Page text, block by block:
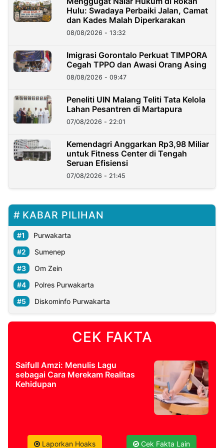
Hulu: Swadaya Perbaiki Jalan, Camat
dan Kades Malah Diperkarakan
08/08/2026 - 13:32
Imigrasi Gorontalo Perkuat TIMPORA
Cegah TPPO dan Awasi Orang Asing
08/08/2026 - 09:47
Peneliti UIN Malang Teliti Tata Kelola
Lahan Pesantren di Martapura
07/08/2026 - 22:01
Kemendagri Anggarkan Rp3,98 Miliar
untuk Fitness Center di Tengah
Seruan Efisiensi
07/08/2026 - 21:45
KABAR PILIHAN
Purwakarta
Sumenep
Om Zein
Polres Purwakarta
Diskominfo Purwakarta
CEK FAKTA
Saifull Amzi: Menulis Lagu
sebagai Cara Merekam Realitas
Kehidupan
Laporkan Hoaks Cek Fakta Lain